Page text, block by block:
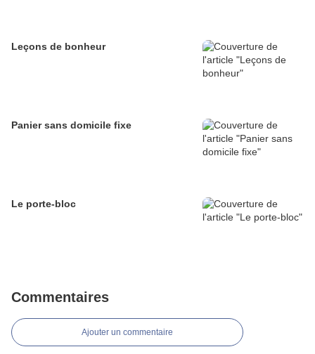
Leçons de bonheur
Panier sans domicile fixe
Le porte-bloc
Commentaires
Ajouter un commentaire